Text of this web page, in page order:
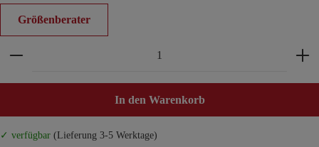
Größenberater
Produkt Anzahl: Gib den gewünschten Wert ein
In den Warenkorb
✓ verfügbar (Lieferung 3-5 Werktage)